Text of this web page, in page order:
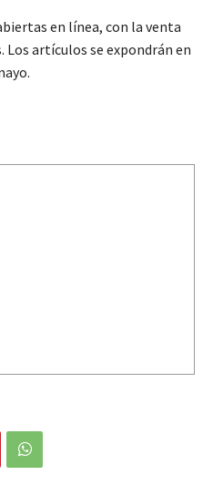
en línea, con la venta
Los artículos se expondrán en